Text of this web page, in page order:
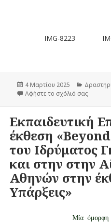
IMG-8226
Δημοσιεύτηκε
την
4 Μαρτίου 2025
Αφήστε το σχόλιό σας
Εκπαιδευτική
έκθεση
του Ιδρύματος
και στην στην
Αθηνών στην
Υπάρξεις»
Μία όμορφη